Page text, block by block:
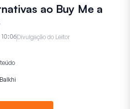
ao Buy Me a
10:06Divulgação do Leitor